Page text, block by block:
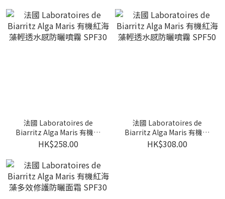
法國 Laboratoires de
Biarritz Alga Maris 有機紅
海藻輕透水感防曬噴霧
SPF30
HK$258.00
法國 Laboratoires de
Biarritz Alga Maris 有機紅
海藻輕透水感防曬噴霧
SPF50
HK$308.00